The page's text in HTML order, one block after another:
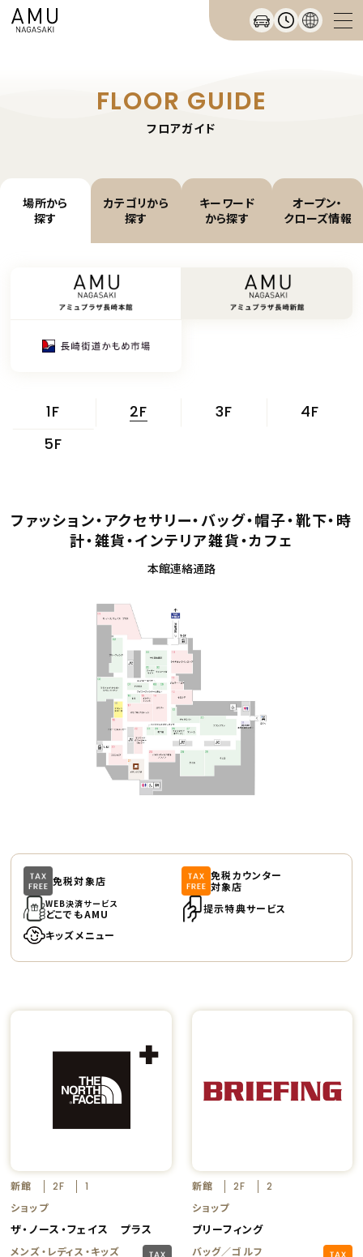
FLOOR GUIDE
フロアガイド
場所から
探す
カテゴリから
探す
キーワード
から探す
オープン・
クローズ情報
1F 2F 3F
4F
5F
ファッション・アクセサリー・バッグ・帽子・靴下・時
計・雑貨・インテリア雑貨・カフェ
本館連絡通路
免税対象店
免税カウンター
対象店
WEB決済サービス
どこでもAMU
提示特典サービス
キッズメニュー
新館 2F
1
ショップ
ザ・ノース・フェイス プラス
メンズ・レディス・キッズ
新館 2F
2
ショップ
ブリーフィング
バッグ／ゴルフ